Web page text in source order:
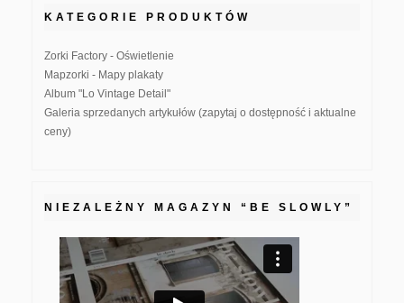
KATEGORIE PRODUKTÓW
Zorki Factory - Oświetlenie
Mapzorki - Mapy plakaty
Album "Lo Vintage Detail"
Galeria sprzedanych artykułów (zapytaj o dostępność i aktualne
ceny)
NIEZALEŻNY MAGAZYN “BE SLOWLY”